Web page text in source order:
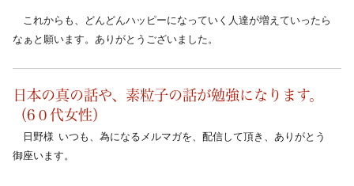
これからも、どんどんハッピーになっていく人達が増えていったら
なぁと願います。ありがとうございました。
日本の真の話や、素粒子の話が勉強になります。
（6０代女性）
日野様  いつも、為になるメルマガを、配信して頂き、ありがとう
御座います。